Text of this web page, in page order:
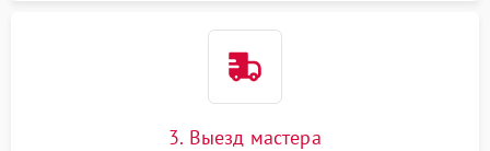
3. Выезд мастера